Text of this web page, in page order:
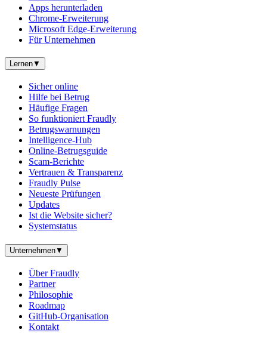
Apps herunterladen
Chrome-Erweiterung
Microsoft Edge-Erweiterung
Für Unternehmen
Lernen▼
Sicher online
Hilfe bei Betrug
Häufige Fragen
So funktioniert Fraudly
Betrugswarnungen
Intelligence-Hub
Online-Betrugsguide
Scam-Berichte
Vertrauen & Transparenz
Fraudly Pulse
Neueste Prüfungen
Updates
Ist die Website sicher?
Systemstatus
Unternehmen▼
Über Fraudly
Partner
Philosophie
Roadmap
GitHub-Organisation
Kontakt